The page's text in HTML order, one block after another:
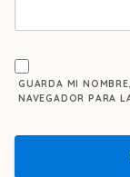
GUARDA MI
NAVEGADOR PARA